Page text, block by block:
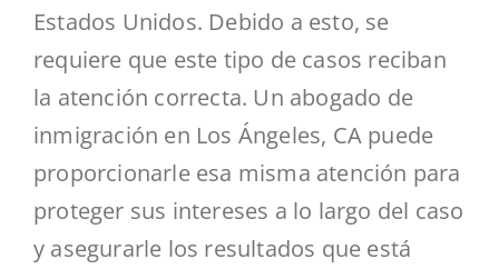
Estados Unidos. Debido a esto, se
requiere que este tipo de casos reciban
la atención correcta. Un abogado de
inmigración en Los Ángeles, CA puede
proporcionarle esa misma atención para
proteger sus intereses a lo largo del caso
y asegurarle los resultados que está